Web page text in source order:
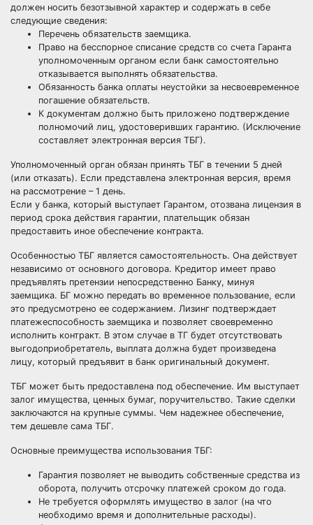
должен носить безотзывной характер и содержать в себе
следующие сведения:
Перечень обязательств заемщика.
Право на бесспорное списание средств со счета Гаранта
уполномоченным органом если банк самостоятельно
отказывается выполнять обязательства.
Обязанность банка оплаты неустойки за несвоевременное
погашение обязательств.
К документам должно быть приложено подтверждение
полномочий лиц, удостоверивших гарантию. (Исключение
составляет электронная версия ТБГ).
Уполномоченный орган обязан принять ТБГ в течении 5 дней
(или отказать). Если представлена электронная версия, время
на рассмотрение – 1 день.
Если у банка, который выступает Гарантом, отозвана лицензия в
период срока действия гарантии, плательщик обязан
предоставить иное обеспечение контракта.
Особенностью ТБГ является самостоятельность. Она действует
независимо от основного договора. Кредитор имеет право
предъявлять претензии непосредственно Банку, минуя
заемщика. БГ можно передать во временное пользование, если
это предусмотрено ее содержанием. Лизинг подтверждает
платежеспособность заемщика и позволяет своевременно
исполнить контракт. В этом случае в ТГ будет отсутствовать
выгодоприобретатель, выплата должна будет произведена
лицу, который предъявит в банк оригинальный документ.
ТБГ может быть предоставлена под обеспечение. Им выступает
залог имущества, ценных бумаг, поручительство. Такие сделки
заключаются на крупные суммы. Чем надежнее обеспечение,
тем дешевле сама ТБГ.
Основные преимущества использования ТБГ:
Гарантия позволяет не выводить собственные средства из
оборота, получить отсрочку платежей сроком до года.
Не требуется оформлять имущество в залог (на что
необходимо время и дополнительные расходы).